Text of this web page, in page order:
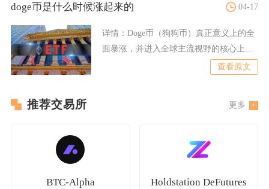
doge币是什么时候涨起来的 04-17
详情： Doge币（狗狗币）真正意义上的全
面暴涨，并进入全球主流视野的核心上涨
查看原文
推荐交易所 更多
BTC-Alpha Holdstation DeFutures